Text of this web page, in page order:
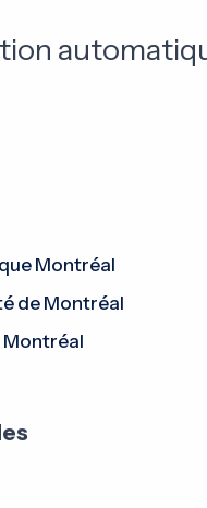
Montréal
de Montréal
Montréal